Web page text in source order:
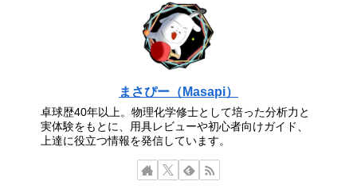
まさぴー（Masapi）
卓球歴40年以上。物理化学修士として培った分析力と
実体験をもとに、用具レビューや初心者向けガイド、
上達に役立つ情報を発信しています。